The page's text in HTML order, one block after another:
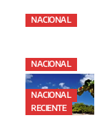
NACIONAL
NACIONAL
NACIONAL
RECIENTE